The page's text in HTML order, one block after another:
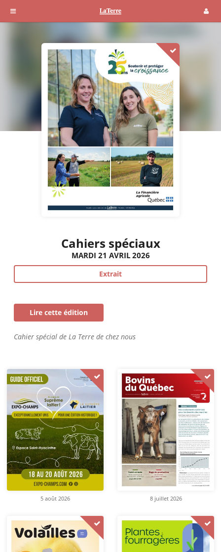
Cahiers spéciaux
MARDI 21 AVRIL 2026
Extrait
Lire cette édition
Cahier spécial de La Terre de chez nous
5 août 2026 8 juillet 2026